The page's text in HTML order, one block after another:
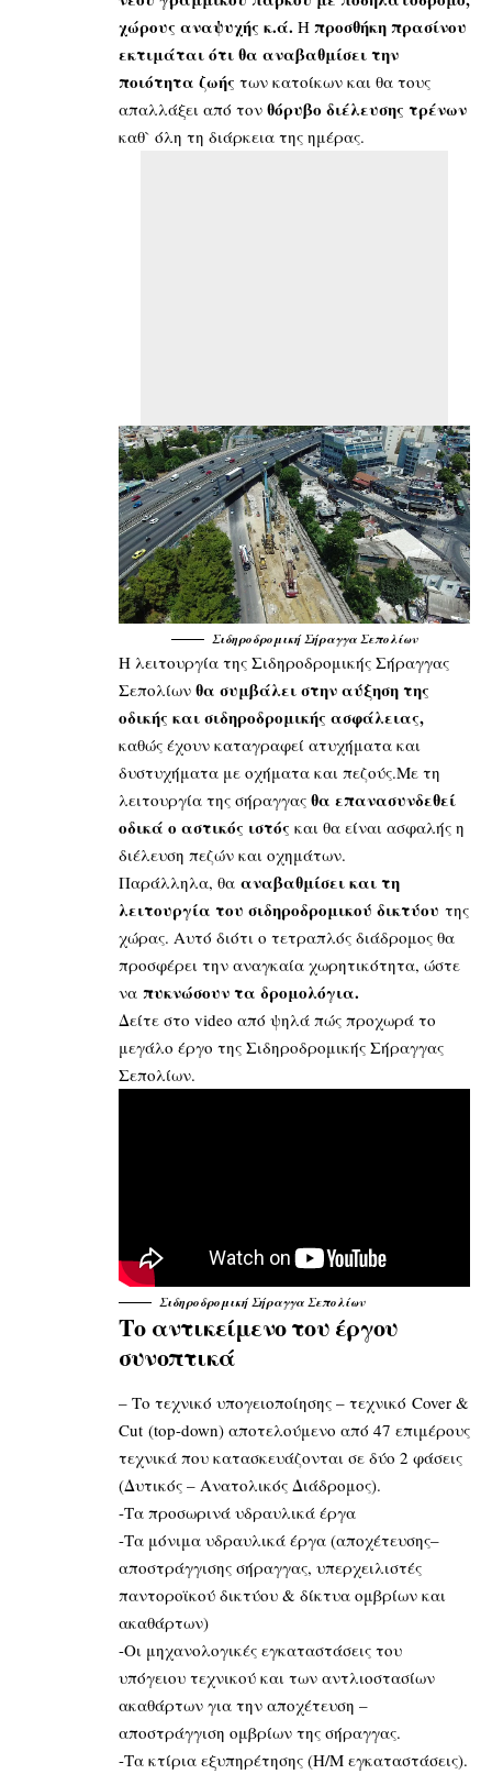
χώρους αναψυχής κ.ά. Η προσθήκη πρασίνου
εκτιμάται ότι θα αναβαθμίσει την
ποιότητα ζωής των κατοίκων και θα τους
απαλλάξει από τον θόρυβο διέλευσης τρένων
καθ` όλη τη διάρκεια της ημέρας.
Σιδηροδρομική Σήραγγα Σεπολίων
Η λειτουργία της Σιδηροδρομικής Σήραγγας
Σεπολίων θα συμβάλει στην αύξηση της
οδικής και σιδηροδρομικής ασφάλειας,
καθώς έχουν καταγραφεί ατυχήματα και
δυστυχήματα με οχήματα και πεζούς.Με τη
λειτουργία της σήραγγας θα επανασυνδεθεί
οδικά ο αστικός ιστός και θα είναι ασφαλής η
διέλευση πεζών και οχημάτων.
Παράλληλα, θα αναβαθμίσει και τη
λειτουργία του σιδηροδρομικού δικτύου της
χώρας. Αυτό διότι ο τετραπλός διάδρομος θα
προσφέρει την αναγκαία χωρητικότητα, ώστε
να πυκνώσουν τα δρομολόγια.
Δείτε στο video από ψηλά πώς προχωρά το
μεγάλο έργο της Σιδηροδρομικής Σήραγγας
Σεπολίων.
Σιδηροδρομική Σήραγγα Σεπολίων
Το αντικείμενο του έργου
συνοπτικά
– Το τεχνικό υπογειοποίησης – τεχνικό Cover &
Cut (top-down) αποτελούμενο από 47 επιμέρους
τεχνικά που κατασκευάζονται σε δύο 2 φάσεις
(Δυτικός – Ανατολικός Διάδρομος).
-Tα προσωρινά υδραυλικά έργα
-Τα μόνιμα υδραυλικά έργα (αποχέτευσης–
αποστράγγισης σήραγγας, υπερχειλιστές
παντοροϊκού δικτύου & δίκτυα ομβρίων και
ακαθάρτων)
-Οι μηχανολογικές εγκαταστάσεις του
υπόγειου τεχνικού και των αντλιοστασίων
ακαθάρτων για την αποχέτευση –
αποστράγγιση ομβρίων της σήραγγας.
-Τα κτίρια εξυπηρέτησης (Η/Μ εγκαταστάσεις).